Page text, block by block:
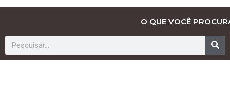
O QUE VOCÊ